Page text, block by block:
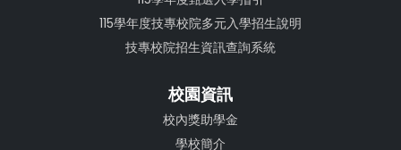
115學年度技專校院多元入學招生說明
技專校院招生資訊查詢系統
校園資訊
校內獎助學金
學校簡介